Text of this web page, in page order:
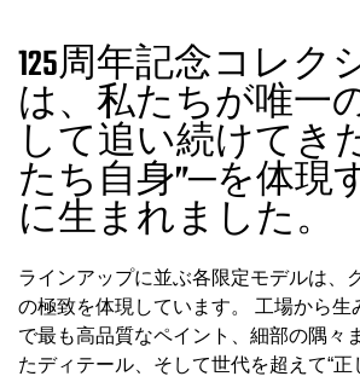
125周年記念コレク
は、私たちが唯一
して追い続けてき
たち自身”─を体現
に生まれました。
ラインアップに並ぶ各限定モデルは、
の極致を体現しています。 工場から生
で最も高品質なペイント、細部の隅々
たディテール、そして世代を超えて“正